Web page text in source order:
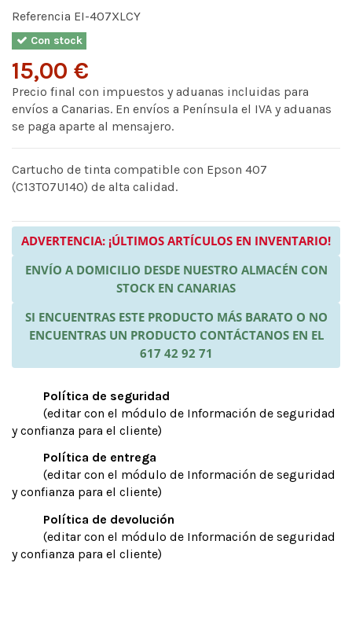
Referencia EI-407XLCY
Con stock
15,00 €
Precio final con impuestos y aduanas incluidas para
envíos a Canarias. En envíos a Península el IVA y aduanas
se paga aparte al mensajero.
Cartucho de tinta compatible con Epson 407
(C13T07U140) de alta calidad.
ADVERTENCIA: ¡ÚLTIMOS ARTÍCULOS EN INVENTARIO!
ENVÍO A DOMICILIO DESDE NUESTRO ALMACÉN CON
STOCK EN CANARIAS
SI ENCUENTRAS ESTE PRODUCTO MÁS BARATO O NO
ENCUENTRAS UN PRODUCTO CONTÁCTANOS EN EL
617 42 92 71
Política de seguridad
(editar con el módulo de Información de seguridad
y confianza para el cliente)
Política de entrega
(editar con el módulo de Información de seguridad
y confianza para el cliente)
Política de devolución
(editar con el módulo de Información de seguridad
y confianza para el cliente)